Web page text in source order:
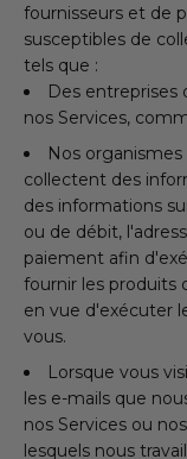
fournisseurs et de
susceptibles de
tels que :
Des
nos Services,
Nos
collectent des
des informations
ou de débit,
paiement afin
fournir les produits
en vue d'exécuter
vous.
Lorsque vous
les e-mails que
nos Services ou
lesquels nous